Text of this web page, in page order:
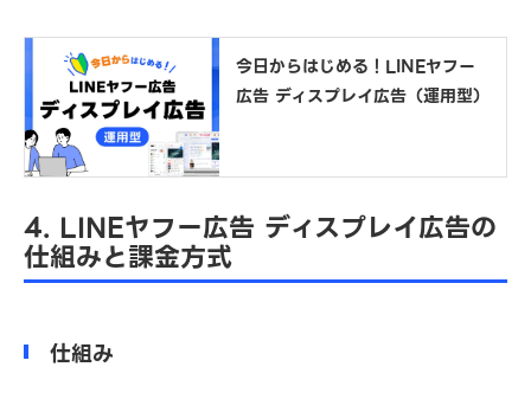
今日からはじめる！LINEヤフー
広告 ディスプレイ広告（運用型）
4. LINEヤフー広告 ディスプレイ広告の
仕組みと課金方式
仕組み